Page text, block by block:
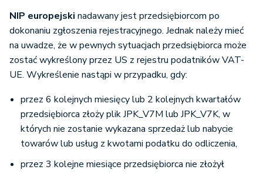
NIP europejski nadawany jest przedsiębiorcom po
dokonaniu zgłoszenia rejestracyjnego. Jednak należy mieć
na uwadze, że w pewnych sytuacjach przedsiębiorca może
zostać wykreślony przez US z rejestru podatników VAT-
UE. Wykreślenie nastąpi w przypadku, gdy:
przez 6 kolejnych miesięcy lub 2 kolejnych kwartałów
przedsiębiorca złoży plik JPK_V7M lub JPK_V7K, w
których nie zostanie wykazana sprzedaż lub nabycie
towarów lub usług z kwotami podatku do odliczenia,
przez 3 kolejne miesiące przedsiębiorca nie złożył